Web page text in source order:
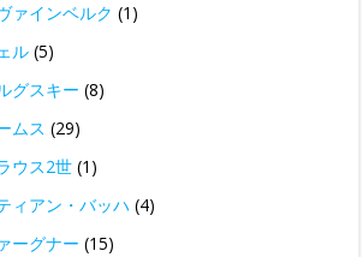
ァインベルク (1)
ル (5)
グスキー (8)
ムス (29)
ウス2世 (1)
ィアン・バッハ (4)
ーグナー (15)